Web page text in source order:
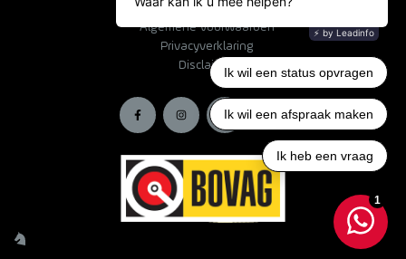
Bestelinformatie
Algemene voorwaarden
Privacyverklaring
Disclaimer